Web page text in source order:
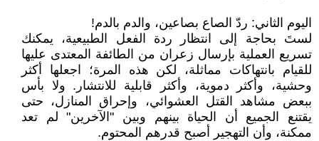
اليوم الثاني: ردّ الصاع بصاعين، والدم بالدم!
لستَ بحاجة إلى انتظار ردة الفعل الطبيعية، يمكنك
تسريع العملية بإرسال زعران من الطائفة المعتدى عليها
للقيام بانتهاكات مماثلة، لكن هذه المرة؛ اجعلها أكثر
وحشية، وأكثر دموية، وأكثر قابلية للانتشار. ولا بأس
ببعض مشاهد القتل العشوائي، وإحراق المنازل، حتى
يقتنع الجميع أن الحياة بينهم وبين "الآخرين" لم تعد
ممكنة، وأن التهجير أصبح قدرهم المحتوم.